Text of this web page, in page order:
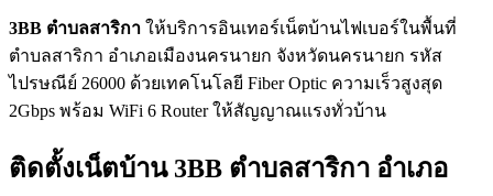
3BB ตำบลสาริกา ให้บริการอินเทอร์เน็ตบ้านไฟเบอร์ในพื้นที่
ตำบลสาริกา อำเภอเมืองนครนายก จังหวัดนครนายก รหัส
ไปรษณีย์ 26000 ด้วยเทคโนโลยี Fiber Optic ความเร็วสูงสุด
2Gbps พร้อม WiFi 6 Router ให้สัญญาณแรงทั่วบ้าน
ติดตั้งเน็ตบ้าน 3BB ตำบลสาริกา อำเภอ